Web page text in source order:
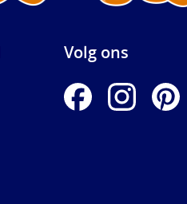
Volg ons